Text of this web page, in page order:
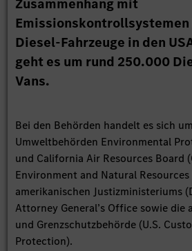
Zusammenhang mit
Diesel-Fahrzeuge in den
geht es um rund 250.000
Vans.
Bei den Behörden handelt es sich
Umweltbehörden Environmental
und California Air Resources Board
Environment and Natural
amerikanischen Justizministeriums
Attorney General’s Office sowie die
und Grenzschutzbehörde (U.S.
Protection).